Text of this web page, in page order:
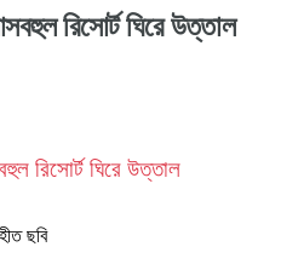
রিসোর্ট ঘিরে উত্তাল
ছবি